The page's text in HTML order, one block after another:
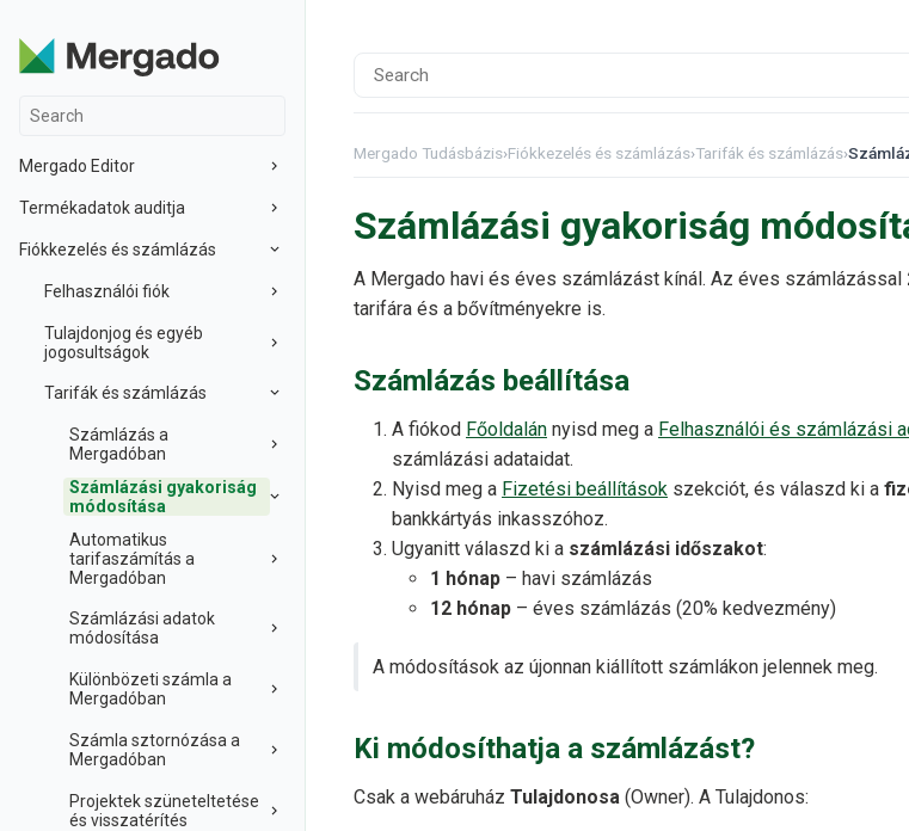
Mergado Editor
Termékadatok auditja
Fiókkezelés és számlázás
Felhasználói fiók
Tulajdonjog és egyéb
jogosultságok
Tarifák és számlázás
Számlázás a
Mergadóban
Számlázási gyakoriság
módosítása
Automatikus
tarifaszámítás a
Mergadóban
Számlázási adatok
módosítása
Különbözeti számla a
Mergadóban
Számla sztornózása a
Mergadóban
Projektek szüneteltetése
és visszatérítés
Mergado Tudásbázis›Fiókkezelés és számlázás›Tarifák és számlázás›
Számlázási gyakoriság
A Mergado havi és éves számlázást kínál. Az éves számlázással
tarifára és a bővítményekre is.
Számlázás beállítása
A fiókod Főoldalán nyisd meg a Felhasználói és számlázási
számlázási adataidat.
Nyisd meg a Fizetési beállítások szekciót, és válaszd ki a
bankkártyás inkasszóhoz.
Ugyanitt válaszd ki a számlázási időszakot:
1 hónap – havi számlázás
12 hónap – éves számlázás (20% kedvezmény)
A módosítások az újonnan kiállított számlákon jelennek meg.
Ki módosíthatja a számlázást?
Csak a webáruház Tulajdonosa (Owner). A Tulajdonos: